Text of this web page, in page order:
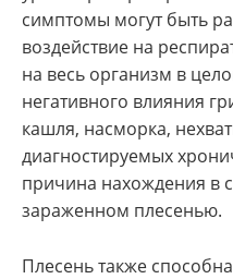
симптомы могут быть
воздействие на
на весь организм в
негативного влияния
кашля, насморка,
диагностируемых
причина нахождения
зараженном плесенью.
Плесень также